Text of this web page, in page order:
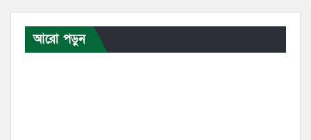
আরো পড়ুন